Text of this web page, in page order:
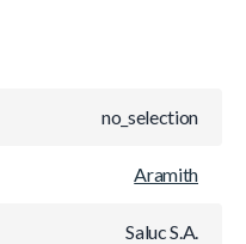
no_selection
Aramith
Saluc S.A.